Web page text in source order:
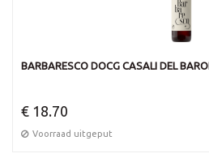
BARBARESCO DOCG CASALI DEL
€ 18.70
Voorraad uitgeput